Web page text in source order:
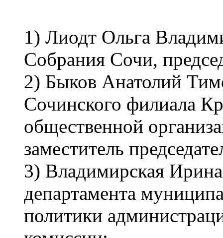
1) Лиодт Ольга
Собрания Сочи,
2) Быков Анатолий
Сочинского филиала
общественной
заместитель
3) Владимирская
департамента
политики